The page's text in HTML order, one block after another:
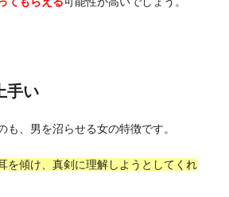
手い
も、男を沼らせる女の特徴です。
を傾け、真剣に理解しようとしてくれ